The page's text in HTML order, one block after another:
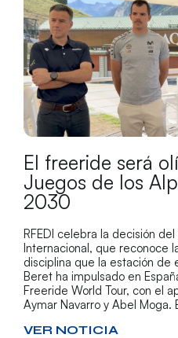
El freeride será
Juegos de los
2030
RFEDI celebra la decisión
Internacional, que reconoce
disciplina que la estación de
Beret ha impulsado en
Freeride World Tour, con el
Aymar Navarro y Abel Moga.
VER NOTICIA